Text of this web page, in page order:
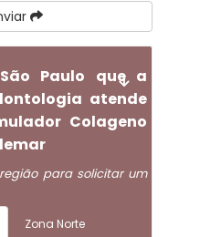
Paulo que a
atende
Colageno
para solicitar um
Zona Norte